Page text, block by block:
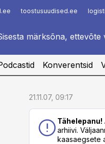
toostusuudised.ee
Konverentsid
21.11.07, 09:17
Tähelepanu!
arhiivi.
kaasaegsete